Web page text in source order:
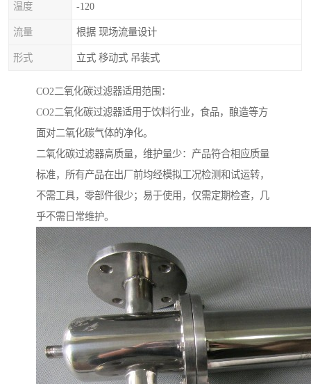
温度 -120
流量 根据 现场流量设计
形式 立式 移动式 吊装式
CO2二氧化碳过滤器适用范围：
CO2二氧化碳过滤器适用于饮料行业，食品，酿造等方
面对二氧化碳气体的净化。
二氧化碳过滤器高质量，维护量少：产品符合相应质量
标准，所有产品在出厂前均经模拟工况检测和试运转，
不需工具，零部件很少；易于使用，仅需定期检查，几
乎不需日常维护。